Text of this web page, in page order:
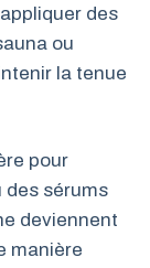
des
ou
la tenue
pour
des sérums
deviennent
manière